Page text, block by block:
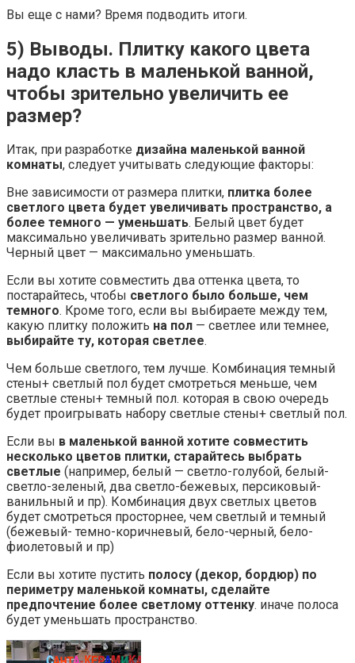
Вы еще с нами? Время подводить итоги.
5) Выводы. Плитку какого цвета
надо класть в маленькой ванной,
чтобы зрительно увеличить ее
размер?
Итак, при разработке дизайна маленькой ванной
комнаты, следует учитывать следующие факторы:
Вне зависимости от размера плитки, плитка более
светлого цвета будет увеличивать пространство, а
более темного — уменьшать. Белый цвет будет
максимально увеличивать зрительно размер ванной.
Черный цвет — максимально уменьшать.
Если вы хотите совместить два оттенка цвета, то
постарайтесь, чтобы светлого было больше, чем
темного. Кроме того, если вы выбираете между тем,
какую плитку положить на пол — светлее или темнее,
выбирайте ту, которая светлее.
Чем больше светлого, тем лучше. Комбинация темный
стены+ светлый пол будет смотреться меньше, чем
светлые стены+ темный пол. которая в свою очередь
будет проигрывать набору светлые стены+ светлый пол.
Если вы в маленькой ванной хотите совместить
несколько цветов плитки, старайтесь выбрать
светлые (например, белый — светло-голубой, белый-
светло-зеленый, два светло-бежевых, персиковый-
ванильный и пр). Комбинация двух светлых цветов
будет смотреться просторнее, чем светлый и темный
(бежевый- темно-коричневый, бело-черный, бело-
фиолетовый и пр)
Если вы хотите пустить полосу (декор, бордюр) по
периметру маленькой комнаты, сделайте
предпочтение более светлому оттенку. иначе полоса
будет уменьшать пространство.